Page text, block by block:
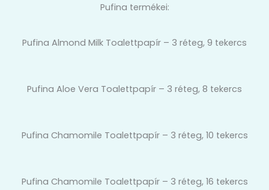
Pufina termékei:
Pufina Almond Milk Toalettpapír – 3 réteg, 9 tekercs
Pufina Aloe Vera Toalettpapír – 3 réteg, 8 tekercs
Pufina Chamomile Toalettpapír – 3 réteg, 10 tekercs
Pufina Chamomile Toalettpapír – 3 réteg, 16 tekercs